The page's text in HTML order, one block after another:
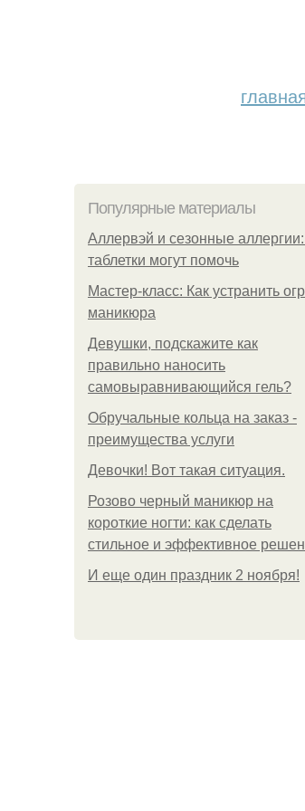
Популярные материалы
Аллервэй и сезонные
таблетки могут помочь
Мастер-класс: Как устранить
маникюра
Девушки, подскажите как
правильно наносить
самовыравнивающийся гель?
Обручальные кольца на заказ -
преимущества услуги
Девочки! Вот такая ситуация.
Розово черный маникюр на
короткие ногти: как сделать
стильное и эффективное
И еще один праздник 2 ноября!